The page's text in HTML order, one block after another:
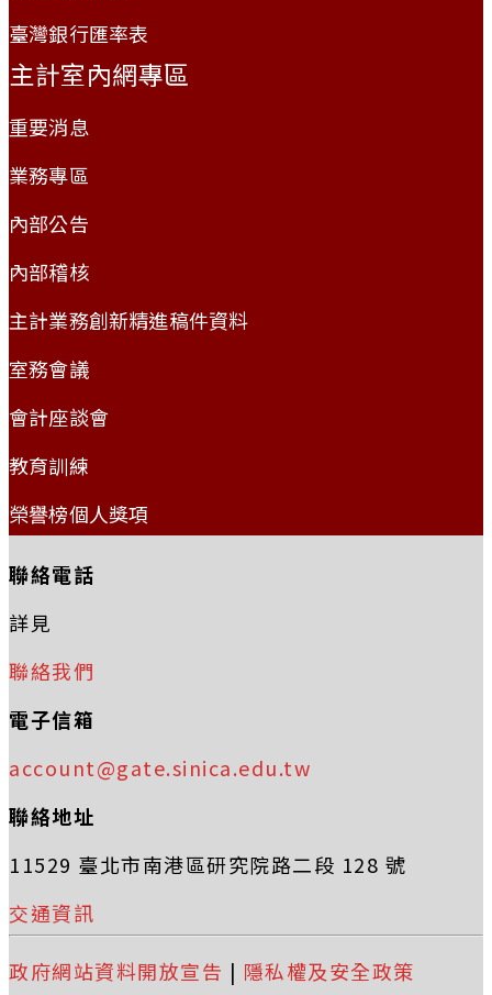
臺灣銀行匯率表
主計室內網專區
重要消息
業務專區
內部公告
內部稽核
主計業務創新精進稿件資料
室務會議
會計座談會
教育訓練
榮譽榜個人獎項
聯絡電話
詳見
聯絡我們
電子信箱
account@gate.sinica.edu.tw
聯絡地址
11529 臺北市南港區研究院路二段 128 號
交通資訊
政府網站資料開放宣告 | 隱私權及安全政策